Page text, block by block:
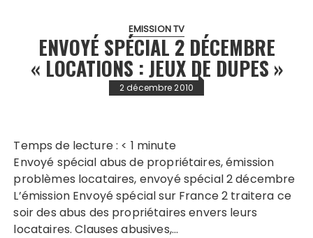
EMISSION TV
ENVOYÉ SPÉCIAL 2 DÉCEMBRE
« LOCATIONS : JEUX DE DUPES »
2 décembre 2010
Temps de lecture : < 1 minute
Envoyé spécial abus de propriétaires, émission
problèmes locataires, envoyé spécial 2 décembre
L’émission Envoyé spécial sur France 2 traitera ce
soir des abus des propriétaires envers leurs
locataires. Clauses abusives,…